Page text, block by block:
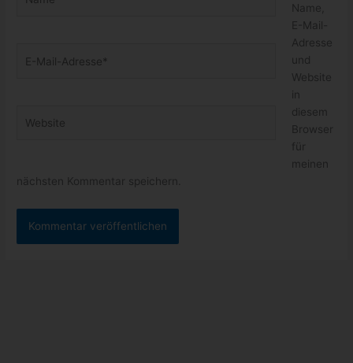
Mail-
Name,
E-Mail-
Adresse
und
Website
in
diesem
Browser
für
meinen
nächsten Kommentar speichern.